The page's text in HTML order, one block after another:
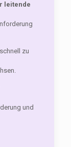
leitende
zu
und